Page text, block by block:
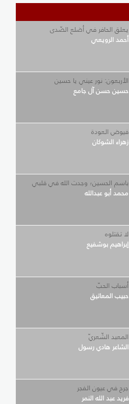
يعلق الحافر في أضلع الصّدى
أحمد الرويعي
الأربعون: نور عيني يا حسين
حسين حسن آل جامع
فيوض العودة
زهراء الشوكان
باسم الحسين؛ وجدت الله في قلبي
محمد أبو عبدالله
لا تقتلوه
إبراهيم بوشفيع
أسباب الحبّ
حبيب المعاتيق
المعبد الشّعريّ
الشاعر هادي رسول
جرح في عيون الفجر
فريد عبد الله النمر